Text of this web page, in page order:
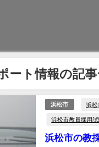
ート情報の記
浜松市 浜松
浜松市教員採用
浜松市の教